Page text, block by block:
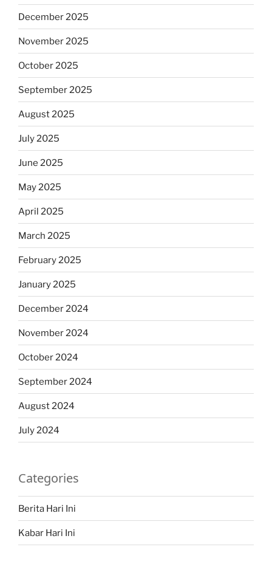
December 2025
November 2025
October 2025
September 2025
August 2025
July 2025
June 2025
May 2025
April 2025
March 2025
February 2025
January 2025
December 2024
November 2024
October 2024
September 2024
August 2024
July 2024
Categories
Berita Hari Ini
Kabar Hari Ini